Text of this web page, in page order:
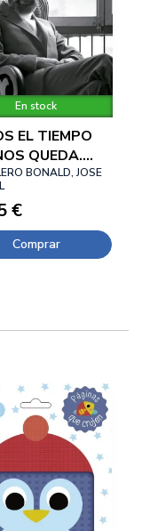
En stock
EL TIEMPO
QUEDA.
POÉTICA
BONALD, JOSE
€
Comprar